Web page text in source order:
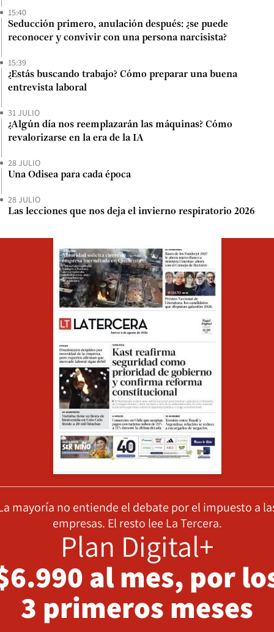
15:40
Seducción primero, anulación después: ¿se puede
reconocer y convivir con una persona narcisista?
15:39
¿Estás buscando trabajo? Cómo preparar una buena
entrevista laboral
31 JULIO
¿Algún día nos reemplazarán las máquinas? Cómo
revalorizarse en la era de la IA
28 JULIO
Una Odisea para cada época
28 JULIO
Las lecciones que nos deja el invierno respiratorio 2026
mayoría no entiende el debate por el impuesto a
empresas. El resto lee La Tercera.
Plan Digital+
al mes, por
3 primeros meses